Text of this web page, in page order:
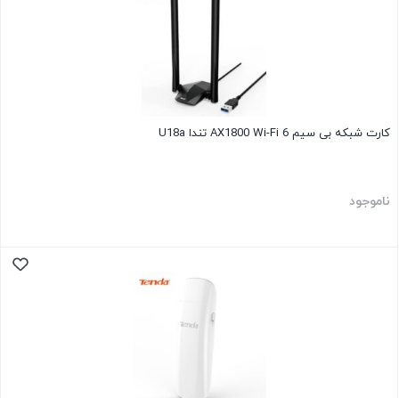
کارت شبکه بی سیم AX1800 Wi-Fi 6 تندا U18a
ناموجود